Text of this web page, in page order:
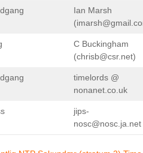
Ian Marsh
C Buckingham
(chrisb@csr.net)
timelords @
nonanet.co.uk
jips-
nosc@nosc.ja.net